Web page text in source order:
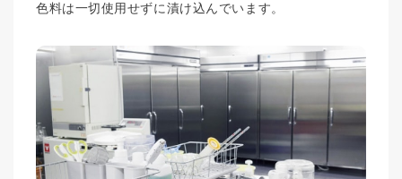
色料は一切使用せずに漬け込んでいます。